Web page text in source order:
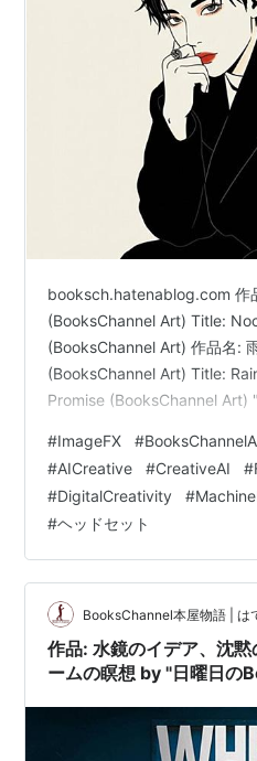
booksch.hatenablog.com 作
(BooksChannel Art) Title:
(BooksChannel Art) 作品名:
(BooksChannel Art) Title:
Promise (BooksChannel Art)
入します。各社多数在庫置い
やら??無くなりますもので、
HOUSE…
#ImageFX #
#AICreative #CreativeAI #
#DigitalCreativity #
#ヘッドセット
BooksChannel本屋物語 | は
作品: 水鏡のイデア、沈
ームの瞑想 by "日曜日